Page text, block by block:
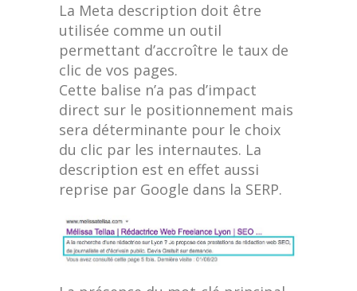
La Meta description doit être
utilisée comme un outil
permettant d’accroître le taux de
clic de vos pages.
Cette balise n’a pas d’impact
direct sur le positionnement mais
sera déterminante pour le choix
du clic par les internautes. La
description est en effet aussi
reprise par Google dans la SERP.